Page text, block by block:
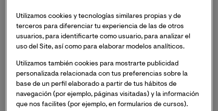
como China, Alemania, Suiza, Colombia, Ecuador,
México y Estados Unidos, entre otros
La Universidad Internacional de Valencia (VIU) celebró
el pasado sábado su Acto de Graduación en Feria
Valencia, un espacio que se convirtió en el escenario
Utilizamos cookies y tecnologías similares propias y de
terceros para diferenciar tu experiencia de las de otros
usuarios, para identificarte como usuario, para analizar el
uso del Site, así como para elaborar modelos analíticos.
Utilizamos también cookies para mostrarte publicidad
personalizada relacionada con tus preferencias sobre la
base de un perfil elaborado a partir de tus hábitos de
navegación (por ejemplo, páginas visitadas) y la información
que nos facilites (por ejemplo, en formularios de cursos).